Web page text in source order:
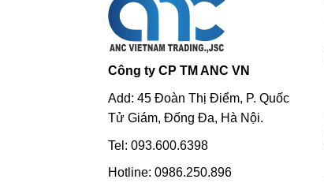
Công ty CP TM ANC VN
Add: 45 Đoàn Thị Điểm, P. Quốc
Tử Giám, Đống Đa, Hà Nội.
Tel: 093.600.6398
Hotline: 0986.250.896